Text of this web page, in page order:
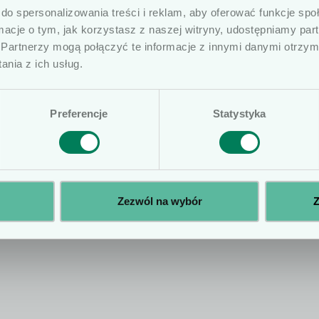
spersonalizowania treści i reklam, aby oferować funkcje
o tym, jak korzystasz z naszej witryny, udostępniamy
mogą połączyć te informacje z innymi danymi
z ich usług.
Preferencje Statystyka
Zezwól na wybór
zabezpieczenie
nagłośni, rampa
ułatwia proces
maskę. W ofercie
maski bez kanału
oraz z podwójnym
z mankietem
ręcznie oraz z
ofertę do osób wykonujących zawód
oraz ich pracowników i
na naszej stronie nie stanowią porad